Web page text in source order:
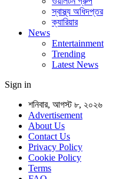
স্বাস্থ্য অধিদপ্তর
ক্যারিয়ার
News
Entertainment
Trending
Latest News
Sign in
শনিবার, আগস্ট ৮, ২০২৬
Advertisement
About Us
Contact Us
Privacy Policy
Cookie Policy
Terms